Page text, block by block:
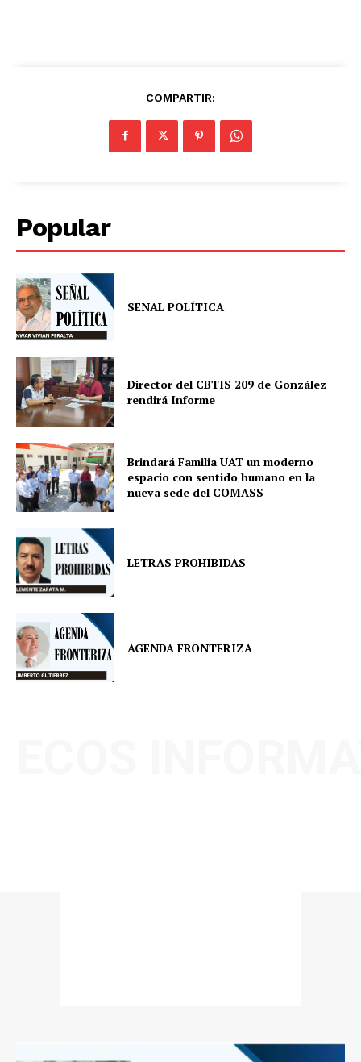
COMPARTIR:
Popular
SEÑAL POLÍTICA
Director del CBTIS 209 de González
rendirá Informe
Brindará Familia UAT un moderno
espacio con sentido humano en la
nueva sede del COMASS
LETRAS PROHIBIDAS
AGENDA FRONTERIZA